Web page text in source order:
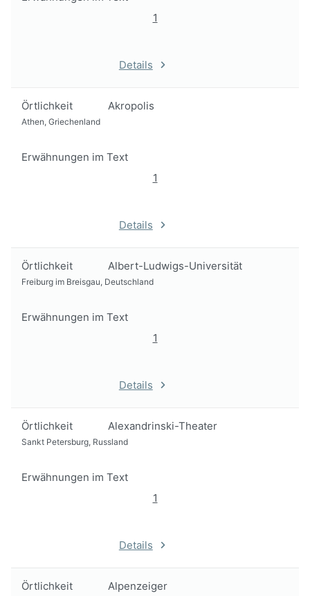
1
Details
Örtlichkeit Akropolis
Athen, Griechenland
Erwähnungen im Text
1
Details
Örtlichkeit Albert-Ludwigs-Universität
Freiburg im Breisgau, Deutschland
Erwähnungen im Text
1
Details
Örtlichkeit Alexandrinski-Theater
Sankt Petersburg, Russland
Erwähnungen im Text
1
Details
Örtlichkeit Alpenzeiger